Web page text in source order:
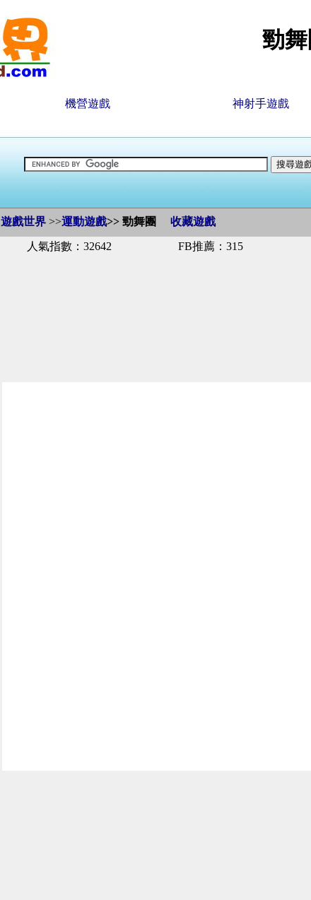
勁舞
機營遊戲 神射手遊戲
遊戲世界 >>運動遊戲>>勁舞團 收藏遊戲
人氣指數：32642 FB推薦：315